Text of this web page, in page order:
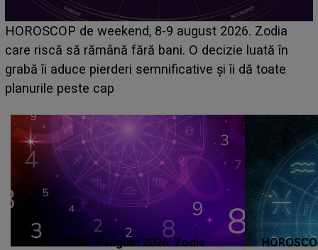
Emanuel a ținut ACEST DETALIU ASCUNS până
acum! În fața Alexandrei, concurentul din Casa Iubirii
face o MĂRTURISIRE NEAȘTEPTATĂ despre mama
sa: "I-am spus și ei în față, eu nu te iubesc pentru
HOROSCOP 7 august 2026. Zodia